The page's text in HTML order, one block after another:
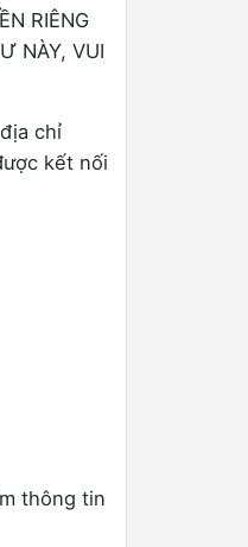
RIÊNG
NÀY, VUI
chỉ
kết nối
thông tin